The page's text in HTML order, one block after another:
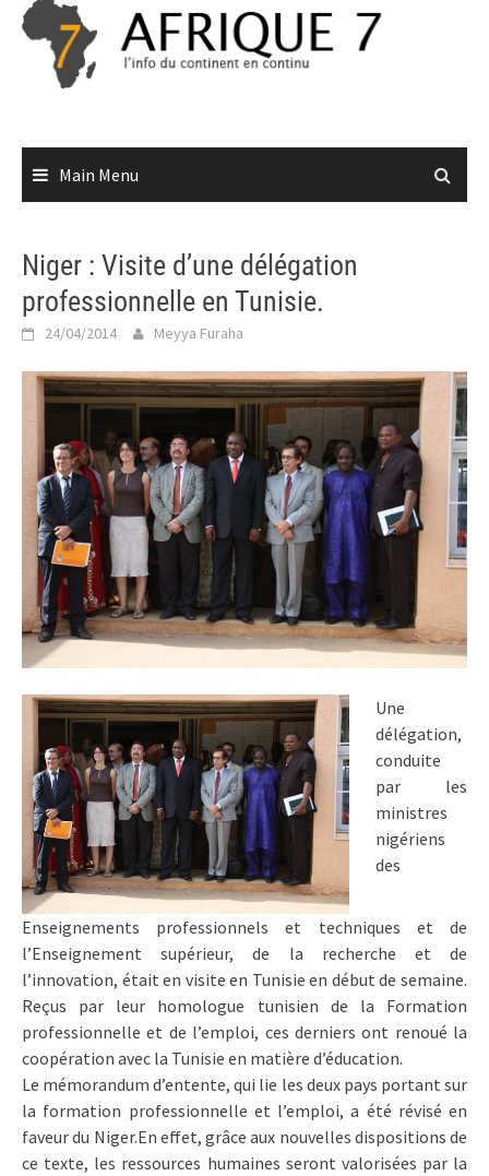
Skip
content
Main Menu
Niger : Visite d’une délégation
professionnelle en Tunisie.
24/04/2014 Meyya Furaha
Une
délégation,
conduite
par les
ministres
nigériens
des
Enseignements professionnels et techniques et de
l’Enseignement supérieur, de la recherche et de
l’innovation, était en visite en Tunisie en début de semaine.
Reçus par leur homologue tunisien de la Formation
professionnelle et de l’emploi, ces derniers ont renoué la
coopération avec la Tunisie en matière d’éducation.
Le mémorandum d’entente, qui lie les deux pays portant sur
la formation professionnelle et l’emploi, a été révisé en
faveur du Niger.En effet, grâce aux nouvelles dispositions de
ce texte, les ressources humaines seront valorisées par la